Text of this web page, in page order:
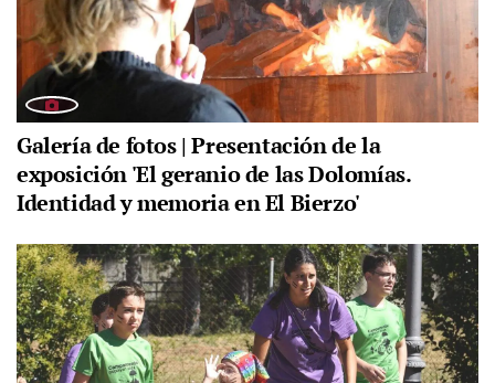
Galería de fotos | Presentación de la
exposición 'El geranio de las Dolomías.
Identidad y memoria en El Bierzo'